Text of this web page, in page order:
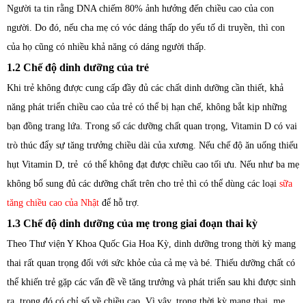
Người ta tin rằng DNA chiếm 80% ảnh hưởng đến chiều cao của con
người. Do đó, nếu cha mẹ có vóc dáng thấp do yếu tố di truyền, thì con
của họ cũng có nhiều khả năng có dáng người thấp.
1.2 Chế độ dinh dưỡng của trẻ
Khi trẻ không được cung cấp đầy đủ các chất dinh dưỡng cần thiết, khả
năng phát triển chiều cao của trẻ có thể bị hạn chế, không bắt kịp những
bạn đồng trang lứa. Trong số các dưỡng chất quan trọng, Vitamin D có vai
trò thúc đẩy sự tăng trưởng chiều dài của xương. Nếu chế độ ăn uống thiếu
hụt Vitamin D, trẻ có thể không đạt được chiều cao tối ưu. Nếu như ba mẹ
không bổ sung đủ các dưỡng chất trên cho trẻ thì có thể dùng các loại sữa
tăng chiều cao của Nhật để hỗ trợ.
1.3 Chế độ dinh dưỡng của mẹ trong giai đoạn thai kỳ
Theo Thư viện Y Khoa Quốc Gia Hoa Kỳ, dinh dưỡng trong thời kỳ mang
thai rất quan trọng đối với sức khỏe của cả mẹ và bé. Thiếu dưỡng chất có
thể khiến trẻ gặp các vấn đề về tăng trưởng và phát triển sau khi được sinh